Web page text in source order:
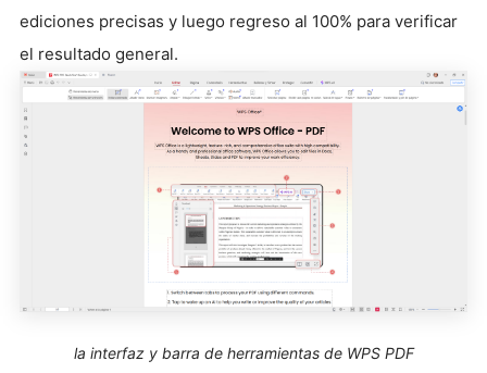
ediciones precisas y luego regreso al 100% para verificar
el resultado general.
la interfaz y barra de herramientas de WPS PDF